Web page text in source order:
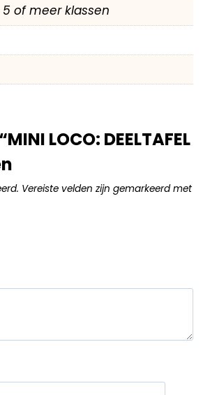
5 of meer klassen
LOCO: DEELTAFEL
Vereiste velden zijn gemarkeerd met